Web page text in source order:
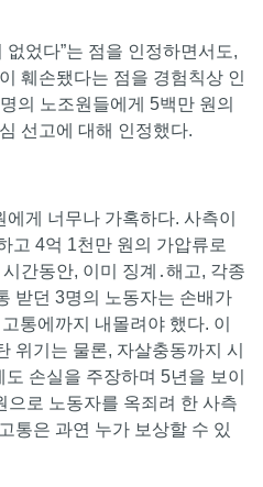
없었다”는 점을 인정하면서도,
훼손됐다는 점을 경험칙상 인
의 노조원들에게 5백만 원의
선고에 대해 인정했다.
게 너무나 가혹하다. 사측이
고 4억 1천만 원의 가압류로
간동안, 이미 징계․해고, 각종
받던 3명의 노동자는 손배가
통에까지 내몰려야 했다. 이
위기는 물론, 자살충동까지 시
도 손실을 주장하며 5년을 보이
으로 노동자를 옥죄려 한 사측
통은 과연 누가 보상할 수 있